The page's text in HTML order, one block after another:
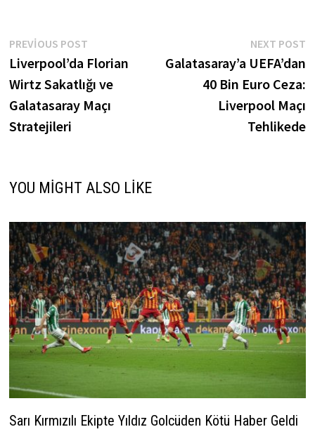
Yazı
gezinmesi
PREVIOUS POSTPrevious
post:
Liverpool’da Florian
Wirtz Sakatlığı ve
Galatasaray Maçı
Stratejileri
NEXT POST
Galatasaray’a UEFA’dan
40 Bin Euro Ceza:
Liverpool Maçı
Tehlikede
YOU MIGHT ALSO LIKE
Sarı Kırmızılı Ekipte Yıldız Golcüden Kötü Haber Geldi